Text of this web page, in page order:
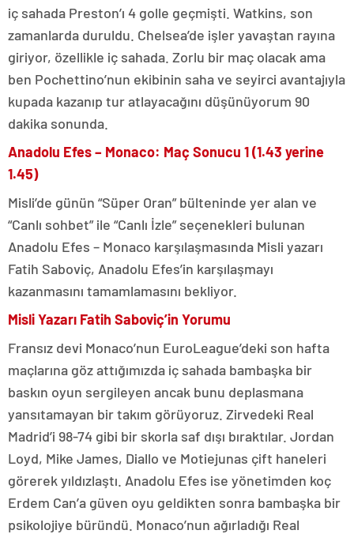
iç sahada Preston’ı 4 golle geçmişti. Watkins, son
zamanlarda duruldu. Chelsea’de işler yavaştan rayına
giriyor, özellikle iç sahada. Zorlu bir maç olacak ama
ben Pochettino’nun ekibinin saha ve seyirci avantajıyla
kupada kazanıp tur atlayacağını düşünüyorum 90
dakika sonunda.
Anadolu Efes – Monaco: Maç Sonucu 1 (1.43 yerine
1.45)
Misli’de günün “Süper Oran” bülteninde yer alan ve
“Canlı sohbet” ile “Canlı İzle” seçenekleri bulunan
Anadolu Efes – Monaco karşılaşmasında Misli yazarı
Fatih Saboviç, Anadolu Efes’in karşılaşmayı
kazanmasını tamamlamasını bekliyor.
Misli Yazarı Fatih Saboviç’in Yorumu
Fransız devi Monaco’nun EuroLeague’deki son hafta
maçlarına göz attığımızda iç sahada bambaşka bir
baskın oyun sergileyen ancak bunu deplasmana
yansıtamayan bir takım görüyoruz. Zirvedeki Real
Madrid’i 98-74 gibi bir skorla saf dışı bıraktılar. Jordan
Loyd, Mike James, Diallo ve Motiejunas çift haneleri
görerek yıldızlaştı. Anadolu Efes ise yönetimden koç
Erdem Can’a güven oyu geldikten sonra bambaşka bir
psikolojiye büründü. Monaco’nun ağırladığı Real